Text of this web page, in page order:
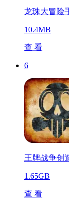
龙珠大冒险
10.4MB
查 看
6
王牌战争创
1.65GB
查 看